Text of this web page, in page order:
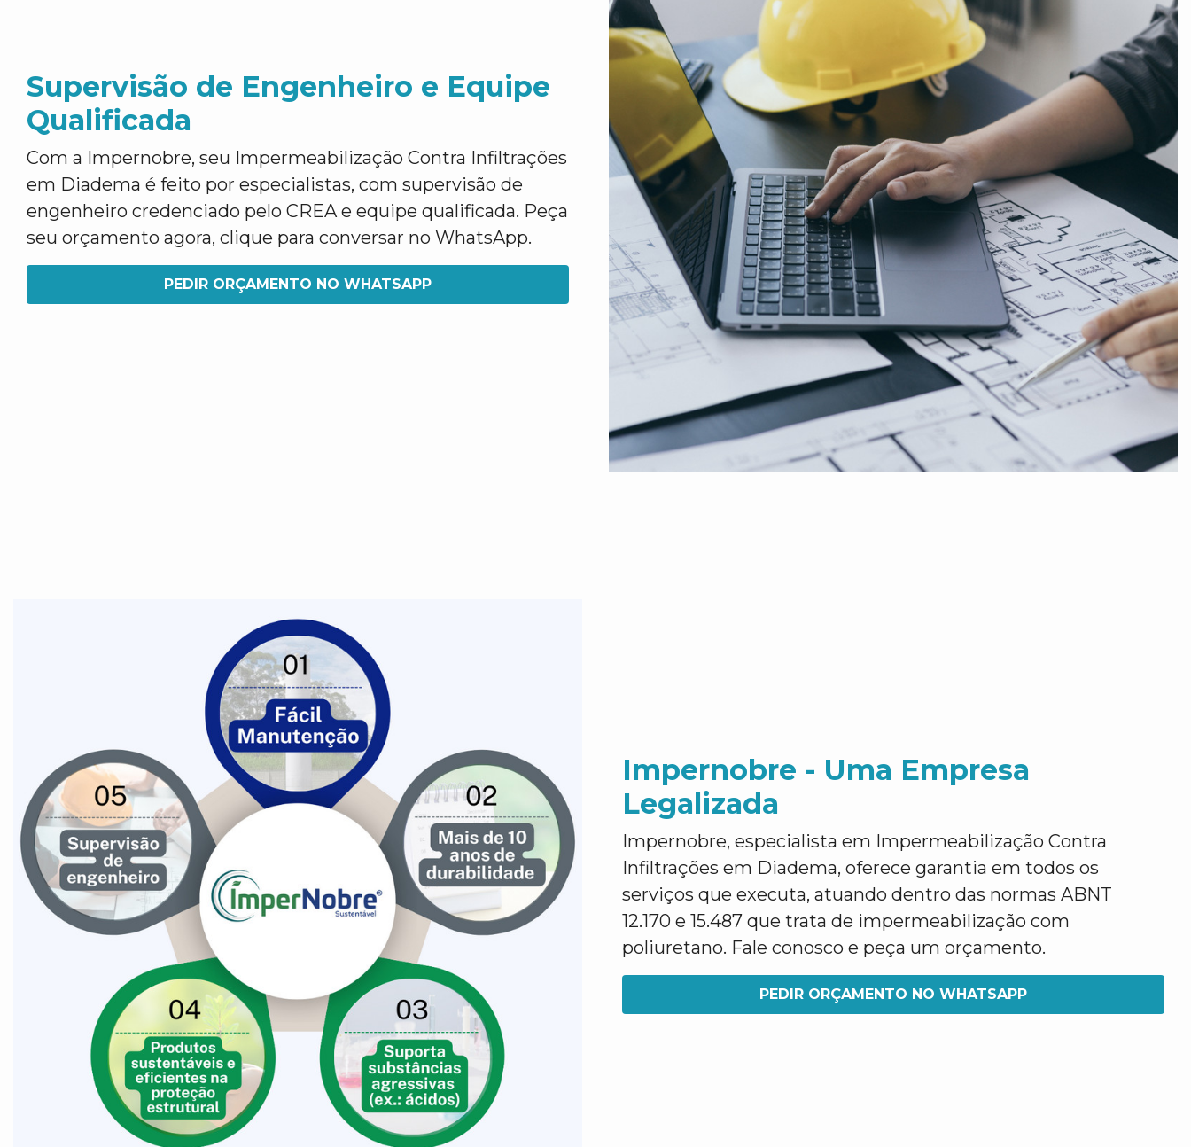
Supervisão de Engenheiro e Equipe
Qualificada
Com a Impernobre, seu Impermeabilização Contra Infiltrações
em Diadema é feito por especialistas, com supervisão de
engenheiro credenciado pelo CREA e equipe qualificada. Peça
seu orçamento agora, clique para conversar no WhatsApp.
PEDIR ORÇAMENTO NO WHATSAPP
Impernobre - Uma Empresa
Legalizada
Impernobre, especialista em Impermeabilização Contra
Infiltrações em Diadema, oferece garantia em todos os
serviços que executa, atuando dentro das normas ABNT
12.170 e 15.487 que trata de impermeabilização com
poliuretano. Fale conosco e peça um orçamento.
PEDIR ORÇAMENTO NO WHATSAPP